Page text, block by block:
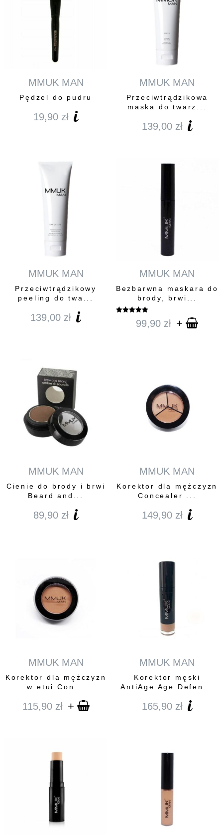
MMUK MAN
Pędzel do pudru
19,90 zł
MMUK MAN
Przeciwtrądzikowa
maska do twarz...
139,00 zł
MMUK MAN
Przeciwtrądzikowy
peeling do twa...
139,00 zł
MMUK MAN
Bezbarwna maskara do
brody, brwi...
Oceniono
5.0099,90 zł +
MMUK MAN
Cienie do brody i brwi
Beard and...
89,90 zł
MMUK MAN
Korektor dla mężczyzn
Concealer ...
149,90 zł
MMUK MAN
Korektor dla mężczyzn
w etui Con...
115,90 zł +
MMUK MAN
Korektor męski
AntiAge Age Defen...
165,90 zł